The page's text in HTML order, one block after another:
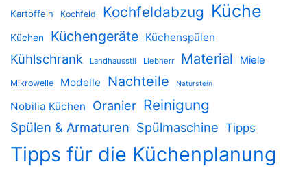
Kartoffeln Kochfeld Kochfeldabzug Küche
Küchen Küchengeräte Küchenspülen
Kühlschrank Landhausstil Liebherr Material Miele
Mikrowelle Modelle Nachteile Naturstein
Nobilia Küchen Oranier Reinigung
Spülen & Armaturen Spülmaschine Tipps
Tipps für die Küchenplanung